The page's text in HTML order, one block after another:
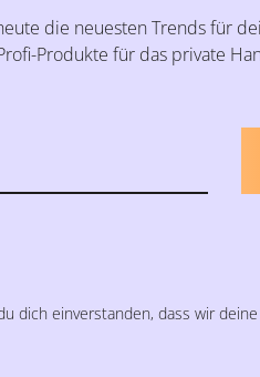
die neuesten Trends für
Produkte für das private
dich einverstanden, dass wir